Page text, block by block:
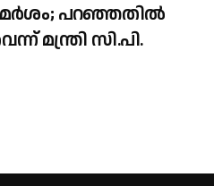
പറഞ്ഞതിൽ
മന്ത്രി സി.പി.